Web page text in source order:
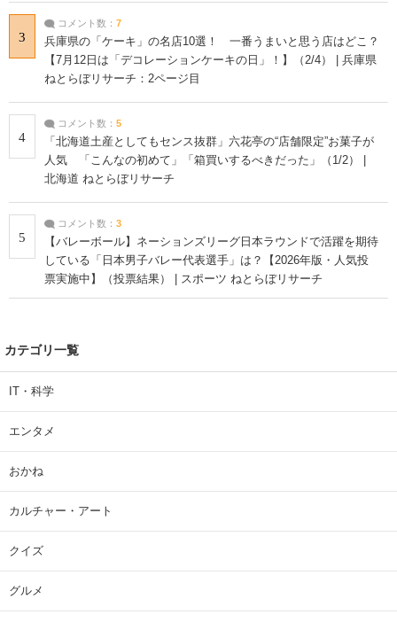
3
コメント数： 7
兵庫県の「ケーキ」の名店10選！ 一番うまいと思う店はどこ？
【7月12日は「デコレーションケーキの日」！】（2/4） | 兵庫県
ねとらぼリサーチ：2ページ目
4
コメント数： 5
「北海道土産としてもセンス抜群」六花亭の“店舗限定”お菓子が
人気 「こんなの初めて」「箱買いするべきだった」（1/2） |
北海道 ねとらぼリサーチ
5
コメント数： 3
【バレーボール】ネーションズリーグ日本ラウンドで活躍を期待
している「日本男子バレー代表選手」は？【2026年版・人気投
票実施中】（投票結果） | スポーツ ねとらぼリサーチ
カテゴリ一覧
IT・科学
エンタメ
おかね
カルチャー・アート
クイズ
グルメ